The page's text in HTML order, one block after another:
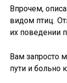
Впрочем,
видом птиц.
их поведении
Вам запросто
пути и больно